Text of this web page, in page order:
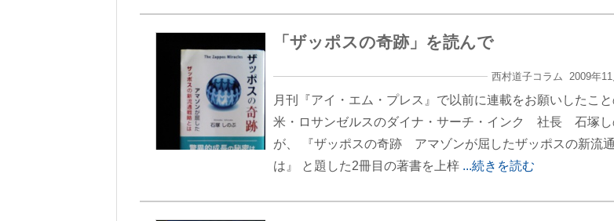
「ザッポスの奇跡」を読んで
西村道子コラム 2009年
月刊『アイ・エム・プレス』で以前に連載をお願いしたこと
米・ロサンゼルスのダイナ・サーチ・インク 社長 石塚し
が、 『ザッポスの奇跡 アマゾンが屈したザッポスの新流
は』 と題した2冊目の著書を上梓 ...続きを読む